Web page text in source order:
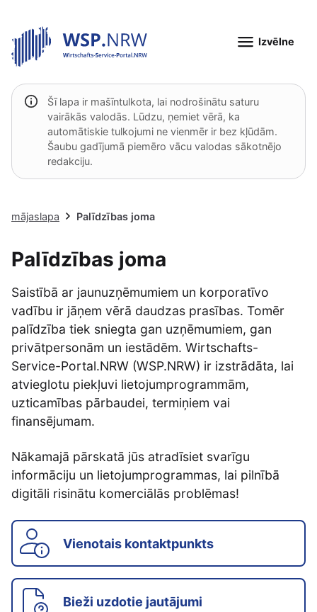
Izvēlne
Šī lapa ir mašīntulkota, lai nodrošinātu saturu
vairākās valodās. Lūdzu, ņemiet vērā, ka
automātiskie tulkojumi ne vienmēr ir bez kļūdām.
Šaubu gadījumā piemēro vācu valodas sākotnējo
redakciju.
mājaslapa Palīdzības joma
Palīdzības joma
Saistībā ar jaunuzņēmumiem un korporatīvo
vadību ir jāņem vērā daudzas prasības. Tomēr
palīdzība tiek sniegta gan uzņēmumiem, gan
privātpersonām un iestādēm. Wirtschafts-
Service-Portal.NRW (WSP.NRW) ir izstrādāta, lai
atvieglotu piekļuvi lietojumprogrammām,
uzticamības pārbaudei, termiņiem vai
finansējumam.
Nākamajā pārskatā jūs atradīsiet svarīgu
informāciju un lietojumprogrammas, lai pilnībā
digitāli risinātu komerciālās problēmas!
Vienotais kontaktpunkts
Bieži uzdotie jautājumi